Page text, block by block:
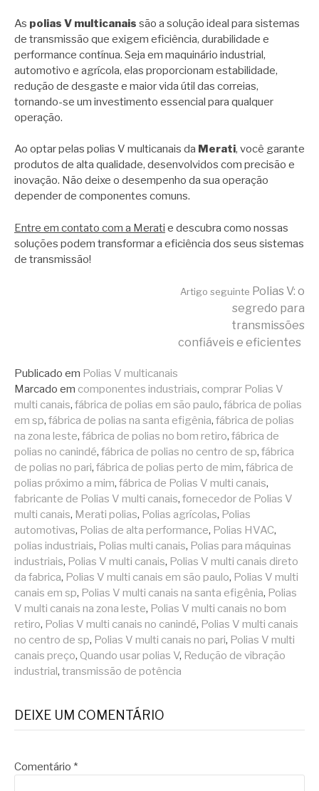
As polias V multicanais são a solução ideal para sistemas
de transmissão que exigem eficiência, durabilidade e
performance contínua. Seja em maquinário industrial,
automotivo e agrícola, elas proporcionam estabilidade,
redução de desgaste e maior vida útil das correias,
tornando-se um investimento essencial para qualquer
operação.
Ao optar pelas polias V multicanais da Merati, você garante
produtos de alta qualidade, desenvolvidos com precisão e
inovação. Não deixe o desempenho da sua operação
depender de componentes comuns.
Entre em contato com a Merati e descubra como nossas
soluções podem transformar a eficiência dos seus sistemas
de transmissão!
Artigo seguinte Polias V: o
segredo para
transmissões
confiáveis e eficientes
Publicado em Polias V multicanais
Marcado em componentes industriais, comprar Polias V
multi canais, fábrica de polias em são paulo, fábrica de polias
em sp, fábrica de polias na santa efigênia, fábrica de polias
na zona leste, fábrica de polias no bom retiro, fábrica de
polias no canindé, fábrica de polias no centro de sp, fábrica
de polias no pari, fábrica de polias perto de mim, fábrica de
polias próximo a mim, fábrica de Polias V multi canais,
fabricante de Polias V multi canais, fornecedor de Polias V
multi canais, Merati polias, Polias agrícolas, Polias
automotivas, Polias de alta performance, Polias HVAC,
polias industriais, Polias multi canais, Polias para máquinas
industriais, Polias V multi canais, Polias V multi canais direto
da fabrica, Polias V multi canais em são paulo, Polias V multi
canais em sp, Polias V multi canais na santa efigênia, Polias
V multi canais na zona leste, Polias V multi canais no bom
retiro, Polias V multi canais no canindé, Polias V multi canais
no centro de sp, Polias V multi canais no pari, Polias V multi
canais preço, Quando usar polias V, Redução de vibração
industrial, transmissão de potência
DEIXE UM COMENTÁRIO
Comentário *